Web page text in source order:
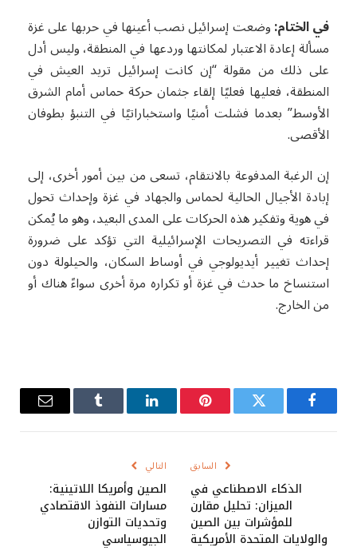
في الختام:وضعت إسرائيل نصب أعينها في حربها على غزة
مسألة إعادة الاعتبار لمكانتها وردعها في المنطقة، وليس أدل
على ذلك من مقولة “إن كانت إسرائيل تريد العيش في
المنطقة، فعليها فعليًا إلقاء جثمان حركة حماس أمام الشرق
الأوسط” بعدما فشلت أمنيًا واستخباراتيًا في التنبؤ بطوفان
الأقصى.
إن الرغبة المدفوعة بالانتقام، تسعى من بين أمور أخرى، إلى
إبادة الأجيال الحالية لحماس والجهاد في غزة وإحداث تحول
في هوية وتفكير هذه الحركات على المدى البعيد، وهو ما يُمكن
قراءته في التصريحات الإسرائيلية التي تؤكد على ضرورة
إحداث تغيير أيديولوجي في أوساط السكان، والحيلولة دون
استنساخ ما حدث في غزة أو تكراره مرة أخرى سواءً هناك أو
من الخارج.
فيسبوك تويتر بينتيريستلينكدإن Tumblr
البريد
السابق
الذكاء الاصطناعي في
الميزان: تحليل مقارن
للمؤشرات بين الصين
والولايات المتحدة الأمريكية
التالي
الصين وأمريكا اللاتينية:
مسارات النفوذ الاقتصادي
وتحديات التوازن
الجيوسياسي